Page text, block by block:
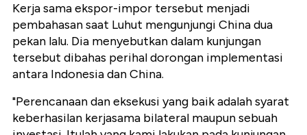
Kerja sama ekspor-impor tersebut menjadi
pembahasan saat Luhut mengunjungi China dua
pekan lalu. Dia menyebutkan dalam kunjungan
tersebut dibahas perihal dorongan implementasi
antara Indonesia dan China.
"Perencanaan dan eksekusi yang baik adalah syarat
keberhasilan kerjasama bilateral maupun sebuah